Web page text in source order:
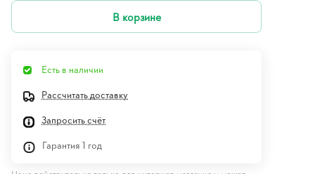
В корзине
Есть в наличии
Рассчитать доставку
Запросить счёт
Гарантия 1 год